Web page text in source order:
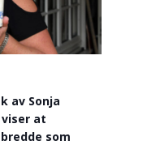
av Sonja
at
som